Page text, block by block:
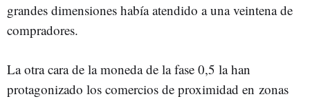
grandes dimensiones había atendido a una veintena de
compradores.
La otra cara de la moneda de la fase 0,5 la han
protagonizado los comercios de proximidad en zonas